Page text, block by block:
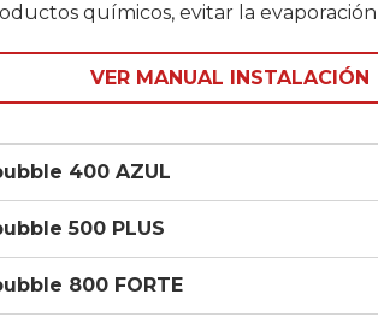
químicos, evitar la
VER MANUAL INSTALACIÓN
400 AZUL
500 PLUS
800 FORTE